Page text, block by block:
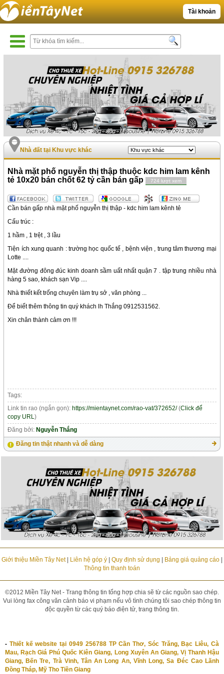
Tài khoản
Nhà đất tại Khu vực khác
Nhà mặt phố nguyễn thị thập thuộc kdc him lam kênh
tẻ 10x20 bán chốt 62 tỷ cần bán gấp
724 lượt xem
Cần bán gấp nhà mặt phố nguyễn thị thập - kdc him lam kênh tẻ
Cấu trúc :
1 hầm , 1 trệt , 3 lầu
Tiện ích xung quanh : trường học quốc tế , bệnh viện , trung tâm thương mại
Lotte ....
Mặt đường đông đúc kinh doanh sầm uất nhất quận 7 . tập trung nhiều nhà
hàng 5 sao, khách sạn Vip ....
Nhà thiết kết trống chuyên làm trụ sở , văn phòng ...
Để biết thêm thông tin quý khách lh Thắng 0912531562.
Xin chân thành cảm ơn !!!
Tags:
Link tin rao (ngắn gọn): https://mientaynet.com/rao-vat/372652/(Click để
copy URL)
Đăng bởi: Nguyễn Thắng
Đăng tin thật nhanh và dễ dàng
Giới thiệu Miền Tây Net| Liên hệ góp ý| Quy định sử dụng Bảng giá quảng cáo|
Thông tin thanh toán
©2012 Miền Tây Net - Trang thông tin tổng hợp chia sẽ từ các nguồn sao chép.
Vui lòng fax công văn cảnh báo vi phạm nếu vô tình chúng tôi sao chép thông tin
độc quyền từ các quý báo điện tử, trang thông tin.
- Thiết kế website tại 0949 256788 TP Cần Thơ, Sóc Trăng, Bạc Liêu, Cà
Mau, Rạch Giá Phú Quốc Kiên Giang, Long Xuyên An Giang, Vị Thanh Hậu
Giang, Bến Tre, Trà Vinh, Tân An Long An, Vĩnh Long, Sa Đéc Cao Lãnh
Đồng Tháp, Mỹ Tho Tiền Giang